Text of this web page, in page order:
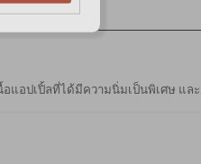
แอปเปิ้ลที่ได้มีความนิ่มเป็นพิเศษ แล